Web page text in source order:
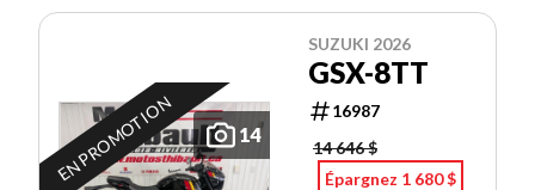
14
EN PROMOTION
SUZUKI 2026
GSX-8TT
16987
14 646 $
Épargnez 1 680 $